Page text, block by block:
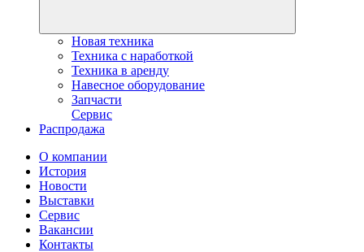
Новая техника
Техника с наработкой
Техника в аренду
Навесное оборудование
Запчасти
Сервис
Распродажа
О компании
История
Новости
Выставки
Сервис
Вакансии
Контакты